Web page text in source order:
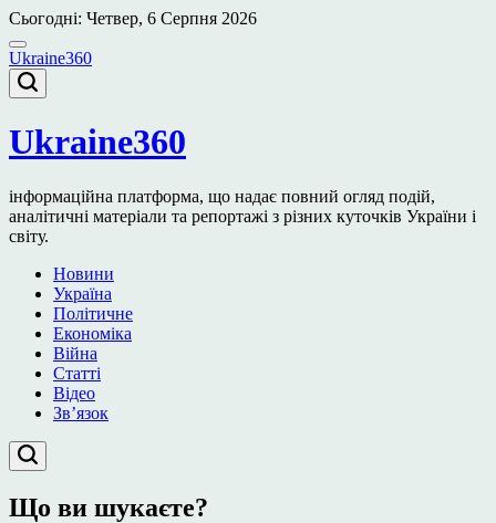
Перейти
до
вмісту
Сьогодні: Четвер, 6 Серпня 2026
Ukraine360
Ukraine360
інформаційна платформа, що надає повний огляд подій,
аналітичні матеріали та репортажі з різних куточків України і
світу.
Новини
Україна
Політичне
Економіка
Війна
Статті
Відео
Зв’язок
Що ви шукаєте?